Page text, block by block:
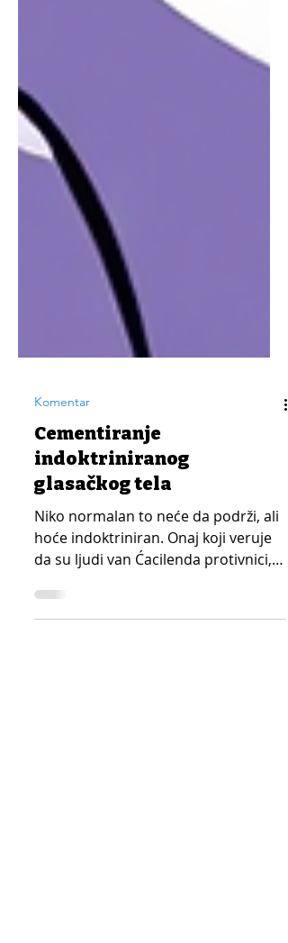
Komentar
Cementiranje
indoktriniranog
glasačkog tela
Niko normalan to neće da podrži, ali
hoće indoktriniran. Onaj koji veruje